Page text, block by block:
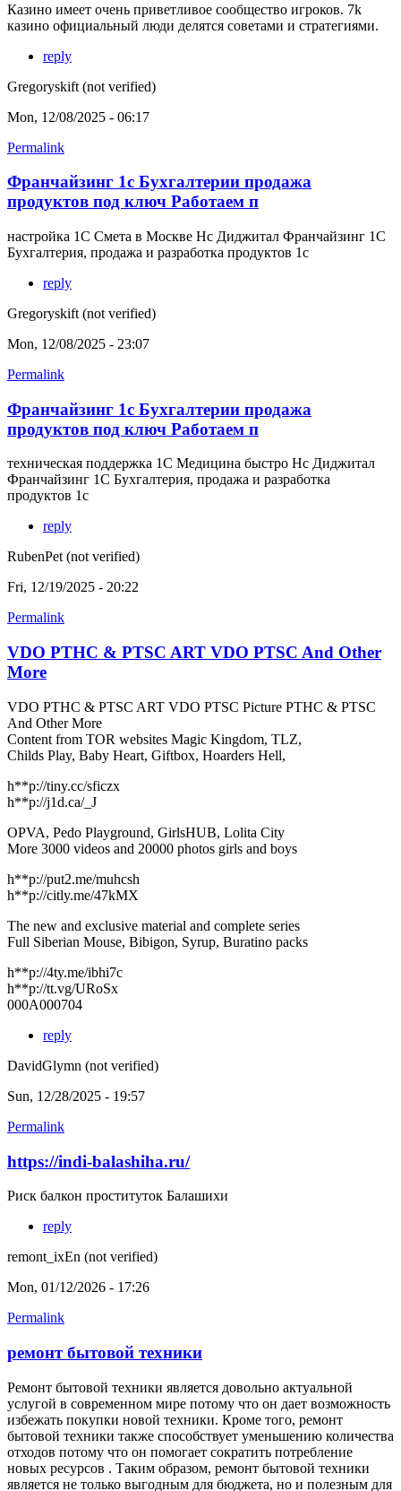
Казино имеет очень приветливое сообщество игроков. 7k
казино официальный люди делятся советами и стратегиями.
reply
Gregoryskift (not verified)
Mon, 12/08/2025 - 06:17
Permalink
Франчайзинг 1с Бухгалтерии продажа
продуктов под ключ Работаем п
настройка 1С Смета в Москве Нс Диджитал Франчайзинг 1С
Бухгалтерия, продажа и разработка продуктов 1с
reply
Gregoryskift (not verified)
Mon, 12/08/2025 - 23:07
Permalink
Франчайзинг 1с Бухгалтерии продажа
продуктов под ключ Работаем п
техническая поддержка 1С Медицина быстро Нс Диджитал
Франчайзинг 1С Бухгалтерия, продажа и разработка
продуктов 1с
reply
RubenPet (not verified)
Fri, 12/19/2025 - 20:22
Permalink
VDO PTHC & PTSC ART VDO PTSC And Other
More
VDO PTHC & PTSC ART VDO PTSC Picture PTHC & PTSC
And Other More
Content from TOR websites Magic Kingdom, TLZ,
Childs Play, Baby Heart, Giftbox, Hoarders Hell,
h**p://tiny.cc/sficzx
h**p://j1d.ca/_J
OPVA, Pedo Playground, GirlsHUB, Lolita City
More 3000 videos and 20000 photos girls and boys
h**p://put2.me/muhcsh
h**p://citly.me/47kMX
The new and exclusive material and complete series
Full Siberian Mouse, Bibigon, Syrup, Buratino packs
h**p://4ty.me/ibhi7c
h**p://tt.vg/URoSx
000A000704
reply
DavidGlymn (not verified)
Sun, 12/28/2025 - 19:57
Permalink
https://indi-balashiha.ru/
Риск балкон проституток Балашихи
reply
remont_ixEn (not verified)
Mon, 01/12/2026 - 17:26
Permalink
ремонт бытовой техники
Ремонт бытовой техники является довольно актуальной
услугой в современном мире потому что он дает возможность
избежать покупки новой техники. Кроме того, ремонт
бытовой техники также способствует уменьшению количества
отходов потому что он помогает сократить потребление
новых ресурсов . Таким образом, ремонт бытовой техники
является не только выгодным для бюджета, но и полезным для